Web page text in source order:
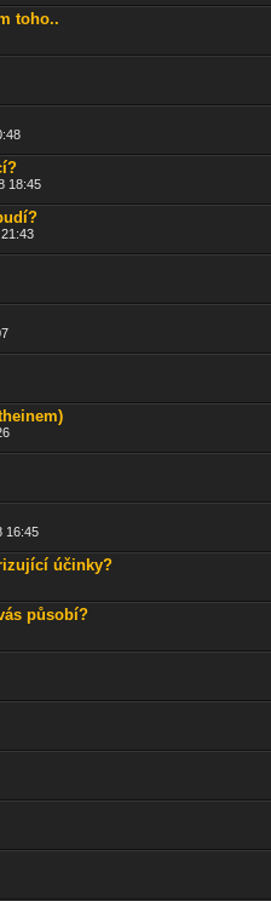
toho..
18:45
16:45
účinky?
působí?